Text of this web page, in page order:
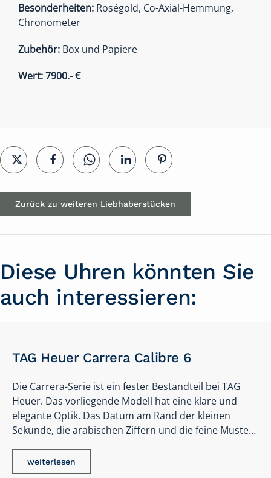
Besonderheiten: Roségold, Co-Axial-Hemmung,
Chronometer
Zubehör: Box und Papiere
Wert: 7900.- €
Zurück zu weiteren Liebhaberstücken
Diese Uhren könnten Sie
auch interessieren:
TAG Heuer Carrera Calibre 6
Die Carrera-Serie ist ein fester Bestandteil bei TAG
Heuer. Das vorliegende Modell hat eine klare und
elegante Optik. Das Datum am Rand der kleinen
Sekunde, die arabischen Ziffern und die feine Muste…
weiterlesen